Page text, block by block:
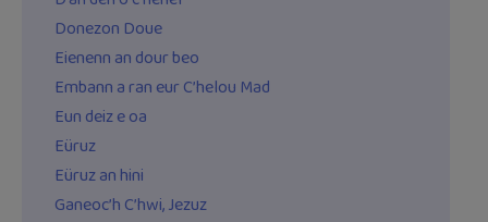
Donezon Doue
Eienenn an dour beo
Embann a ran eur C’helou Mad
Eun deiz e oa
Eüruz
Eüruz an hini
Ganeoc’h C’hwi, Jezuz